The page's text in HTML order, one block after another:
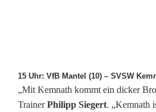
l
l
15 Uhr: VfB Mantel (10) – SVSW
„Mit Kemnath kommt ein dicker
TrainerPhilipp Siegert. „Kemnath